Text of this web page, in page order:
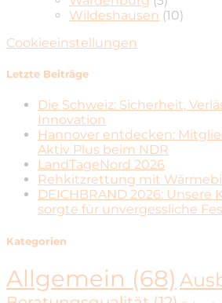
Wildeshausen (10)
Cookieeinstellungen
Letzte Beiträge
Die Schweiz: Sicherheit,
Innovation
Hannover entdecken:
Aktiv Plus beim NDR
LandTageNord 2026
Rehkitzrettung mit
DEICHBRAND 2026: Unsere
sorgte für unvergessliche
Kategorien
Allgemein (68)